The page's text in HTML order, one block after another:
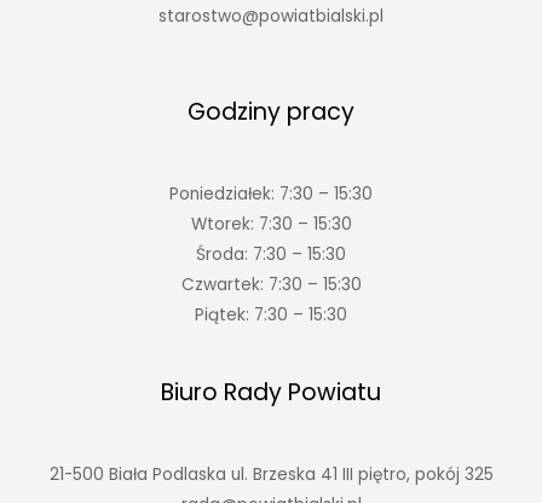
starostwo@powiatbialski.pl
Godziny pracy
Poniedziałek: 7:30 – 15:30
Wtorek: 7:30 – 15:30
Środa: 7:30 – 15:30
Czwartek: 7:30 – 15:30
Piątek: 7:30 – 15:30
Biuro Rady Powiatu
21-500 Biała Podlaska ul. Brzeska 41 III piętro, pokój 325